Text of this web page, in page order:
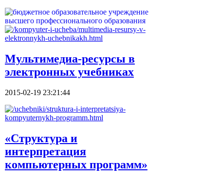
Мультимедиа-ресурсы в
электронных учебниках
2015-02-19 23:21:44
«Структура и
интерпретация
компьютерных программ»